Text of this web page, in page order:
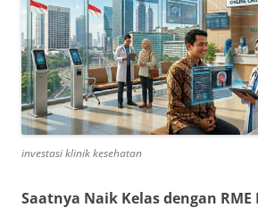
investasi klinik kesehatan
Saatnya Naik Kelas dengan